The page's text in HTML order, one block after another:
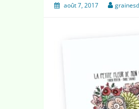
août 7, 2017